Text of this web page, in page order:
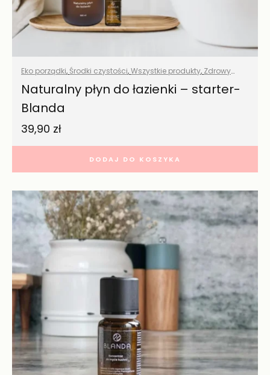
Eko porządki, Środki czystości,Wszystkie produkty, Zdrowy
dom
Naturalny płyn do łazienki – starter-
Blanda
39,90 zł
DODAJ DO KOSZYKA